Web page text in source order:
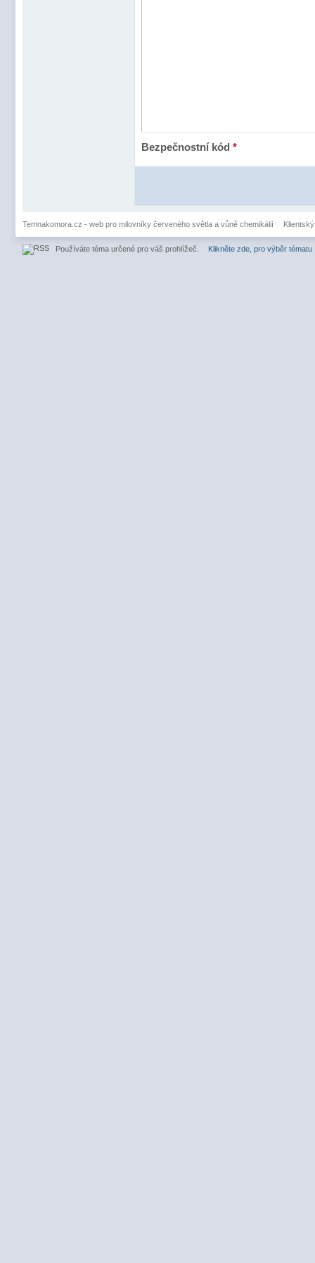
Bezpečnostní kód *
Temnakomora.cz - web pro milovníky červeného světla a vůně chemikálií
Používáte téma určené pro váš prohlížeč. Klikněte zde, pro výběr tématu